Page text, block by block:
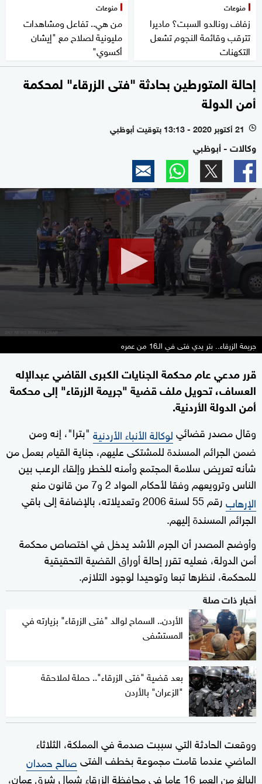
منوعات
زفاف رونالدو السبت؟ ماديرا
تترقب وقائمة النجوم تشعل
التكهنات
منوعات
من هي.. تفاعل ومشاهدات
مليونية لصلاح مع "إيشان
أكسوي"
إحالة المتورطين بحادثة "فتى الزرقاء" لمحكمة
أمن الدولة
l 21 أكتوبر 2020 - 13:13 بتوقيت أبوظبي
وكالات - أبوظبي
seconds
جريمة الزرقاء.. بتر يدي فتى في الـ16 من عمره
قرر مدعي عام محكمة الجنايات الكبرى القاضي عبدالإله
العساف، تحويل ملف قضية "جريمة الزرقاء" إلى محكمة
أمن الدولة الأردنية.
وقال مصدر قضائيلوكالة الأنباء الأردنية "بترا"، إنه ومن
ضمن الجرائم المسندة للمشتكى عليهم، جناية القيام بعمل من
شأنه تعريض سلامة المجتمع وأمنه للخطر وإلقاء الرعب بين
الناس وترويعهم وفقا لأحكام المواد 2 و7 من قانون منع
الإرهاب
رقم 55 لسنة 2006 وتعديلاته، بالإضافة إلى باقي
الجرائم المسندة إليهم.
وأوضح المصدر أن الجرم الأشد يدخل في اختصاص محكمة
أمن الدولة، فعليه تقرر إحالة أوراق القضية التحقيقية
للمحكمة، لنظرها تبعا وتوحيدا لوجود التلازم.
أخبار ذات صلة
الأردن.. السماح لوالد "فتى الزرقاء" بزيارته في
المستشفى
بعد قضية "فتى الزرقاء".. حملة لملاحقة
"الزعران" بالأردن
ووقعت الحادثة التي سببت صدمة في المملكة، الثلاثاء
الماضي عندما قامت مجموعة بخطف الفتىصالح حمدان
البالغ من العمر 16 عاما في محافظة الزرقاء شمال شرق عمان،